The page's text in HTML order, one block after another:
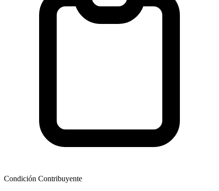
Condición Contribuyente